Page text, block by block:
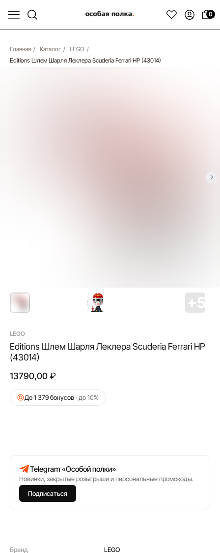
0
Главная / Каталог / LEGO /
Editions Шлем Шарля Леклера Scuderia Ferrari HP (43014)
Editions Шлем Шарля Леклера Scuderia Ferrari HP
(43014)
LEGO
13790,00 ₽
До 1 379 бонусов · до 10%
Telegram «Особой полки»
Новинки, закрытые розыгрыши и персональные промокоды.
Подписаться
Бренд LEGO